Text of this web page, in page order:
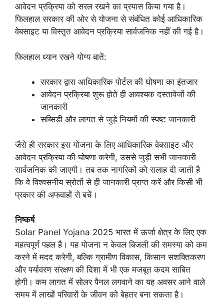
आवेदन प्रक्रिया को सरल रखने का प्रयास किया गया है।
फिलहाल सरकार की ओर से योजना से संबंधित कोई आधिकारिक
वेबसाइट या विस्तृत आवेदन प्रक्रिया सार्वजनिक नहीं की गई है।
फिलहाल ध्यान रखने योग्य बातें:
सरकार द्वारा आधिकारिक पोर्टल की घोषणा का इंतजार
आवेदन प्रक्रिया शुरू होते ही आवश्यक दस्तावेजों की
जानकारी
सब्सिडी और लागत से जुड़े नियमों की स्पष्ट जानकारी
जैसे ही सरकार इस योजना के लिए आधिकारिक वेबसाइट और
आवेदन प्रक्रिया की घोषणा करेगी, उससे जुड़ी सभी जानकारी
सार्वजनिक की जाएगी। तब तक नागरिकों को सलाह दी जाती है
कि वे विश्वसनीय स्रोतों से ही जानकारी प्राप्त करें और किसी भी
प्रकार की अफवाहों से बचें।
निष्कर्ष
Solar Panel Yojana 2025 भारत में ऊर्जा क्षेत्र के लिए एक
महत्वपूर्ण पहल है। यह योजना न केवल बिजली की समस्या को कम
करने में मदद करेगी, बल्कि ग्रामीण विकास, किसान सशक्तिकरण
और पर्यावरण संरक्षण की दिशा में भी एक मजबूत कदम साबित
होगी। कम लागत में सोलर पैनल लगवाने का यह अवसर आने वाले
समय में लाखों परिवारों के जीवन को बेहतर बना सकता है।